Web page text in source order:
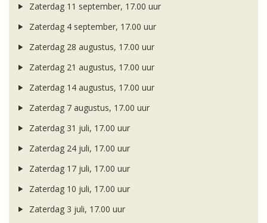
Zaterdag 11 september, 17.00 uur
Zaterdag 4 september, 17.00 uur
Zaterdag 28 augustus, 17.00 uur
Zaterdag 21 augustus, 17.00 uur
Zaterdag 14 augustus, 17.00 uur
Zaterdag 7 augustus, 17.00 uur
Zaterdag 31 juli, 17.00 uur
Zaterdag 24 juli, 17.00 uur
Zaterdag 17 juli, 17.00 uur
Zaterdag 10 juli, 17.00 uur
Zaterdag 3 juli, 17.00 uur